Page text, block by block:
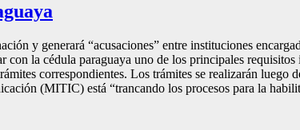
y generará “acusaciones” entre instituciones
la cédula paraguaya uno de los principales
correspondientes. Los trámites se realizarán luego
(MITIC) está “trancando los procesos para la